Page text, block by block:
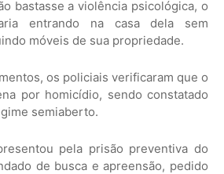
bastasse a violência psicológica, o
entrando na casa dela sem
móveis de sua propriedade.
os policiais verificaram que o
por homicídio, sendo constatado
semiaberto.
pela prisão preventiva do
de busca e apreensão, pedido